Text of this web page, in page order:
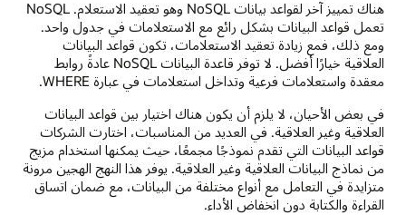
هناك تمييز آخر لقواعد بيانات NoSQL وهو تعقيد الاستعلام. NoSQL
تعمل قواعد البيانات بشكل رائع مع الاستعلامات في جدول واحد.
ومع ذلك، فمع زيادة تعقيد الاستعلامات، تكون قواعد البيانات
العلاقية خيارًا أفضل. لا توفر قاعدة البيانات NoSQL عادةً روابط
معقدة واستعلامات فرعية وتداخل استعلامات في عبارة WHERE.
في بعض الأحيان، لا يلزم أن يكون هناك اختيار بين قواعد البيانات
العلاقية وغير العلاقية. في العديد من المناسبات، اختارت الشركات
قواعد البيانات التي تقدم نموذجًا مجمعًا، حيث يمكنها استخدام مزيج
من نماذج البيانات العلاقية وغير العلاقية. يوفر هذا النهج الهجين مرونة
متزايدة في التعامل مع أنواع مختلفة من البيانات، مع ضمان اتساق
القراءة والكتابة دون انخفاض الأداء.